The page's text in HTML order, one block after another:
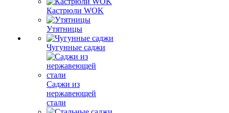
Кастрюли WOK
Утятницы
Чугунные саджи
Саджи из
нержавеющей
стали